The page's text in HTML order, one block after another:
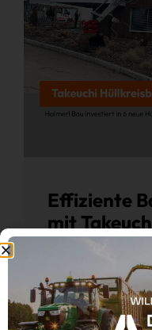
Effiziente
mit
Die Firma
mittelständisches
Viechtach